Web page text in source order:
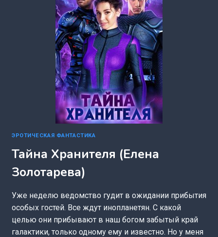
ЭРОТИЧЕСКАЯ ФАНТАСТИКА
Тайна Хранителя (Елена
Золотарева)
Уже неделю ведомство гудит в ожидании прибытия
особых гостей. Все ждут инопланетян. С какой
целью они прибывают в наш богом забытый край
галактики, только одному ему и известно. Но у меня